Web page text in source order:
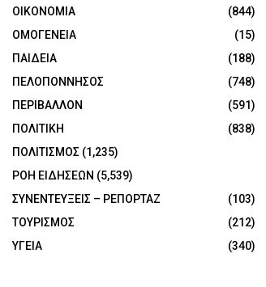
ΟΙΚΟΝΟΜΙΑ
(844)
ΟΜΟΓΕΝΕΙΑ
(15)
ΠΑΙΔΕΙΑ
(188)
ΠΕΛΟΠΟΝΝΗΣΟΣ
(748)
ΠΕΡΙΒΑΛΛΟΝ
(591)
ΠΟΛΙΤΙΚΗ
(838)
ΠΟΛΙΤΙΣΜΟΣ (1,235)
ΡΟΗ ΕΙΔΗΣΕΩΝ (5,539)
ΣΥΝΕΝΤΕΥΞΕΙΣ – ΡΕΠΟΡΤΑΖ
(103)
ΤΟΥΡΙΣΜΟΣ
(212)
ΥΓΕΙΑ
(340)